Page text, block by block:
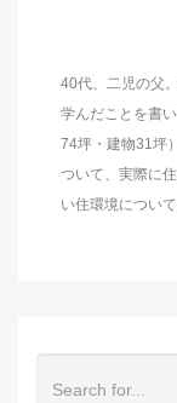
40代、二児の父
学んだことを書
74坪・建物31坪
ついて、実際に
い住環境につい